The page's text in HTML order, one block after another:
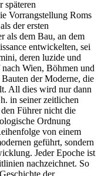
späteren
Vorrangstellung Roms
der ersten
als dem Bau, an dem
entwickelten, sei
deren luzide und
Wien, Böhmen und
der Moderne, die
All dies wird nur dann
in seiner zeitlichen
Führer nicht die
Ordnung
von einem
geführt, sondern
Jeder Epoche ist
nachzeichnet. So
der